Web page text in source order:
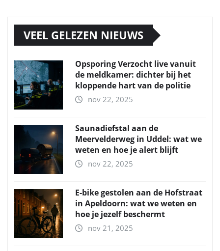
VEEL GELEZEN NIEUWS
Opsporing Verzocht live vanuit
de meldkamer: dichter bij het
kloppende hart van de politie
nov 22, 2025
Saunadiefstal aan de
Meervelderweg in Uddel: wat we
weten en hoe je alert blijft
nov 22, 2025
E-bike gestolen aan de Hofstraat
in Apeldoorn: wat we weten en
hoe je jezelf beschermt
nov 21, 2025